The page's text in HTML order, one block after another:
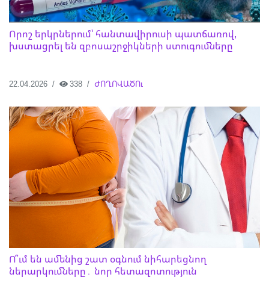
Որոշ երկրներում՝ հանտավիրուսի պատճառով,
խստացրել են զբոսաշրջիկների ստուգումները
22.04.2026 338 ԺՈՂՈՎԱԾՈւ
Ո՞ւմ են ամենից շատ օգնում նիհարեցնող
ներարկումները․ նոր հետազոտություն